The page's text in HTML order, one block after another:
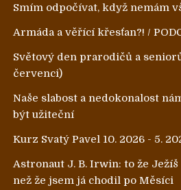
Smím odpočívat, když nemám
Armáda a věřící křesťan?! /
Světový den prarodičů a
červenci)
Naše slabost a nedokonalost
být užiteční
Kurz Svatý Pavel 10. 2026 - 5.
Astronaut J. B. Irwin: to že
než že jsem já chodil po Měsíci